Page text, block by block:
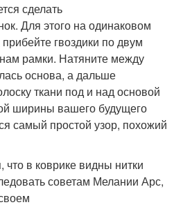
сделать
Для этого на одинаковом
гвоздики по двум
рамки. Натяните между
основа, а дальше
ткани под и над основой
ширины вашего будущего
самый простой узор, похожий
в коврике видны нитки
советам Мелании Арс,